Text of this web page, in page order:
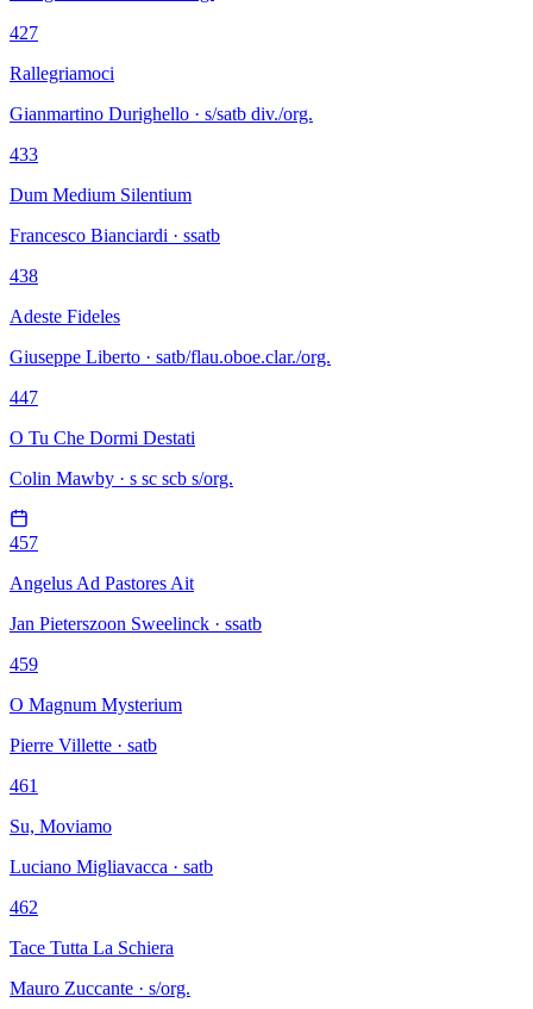
427
Rallegriamoci
Gianmartino Durighello · s/satb div./org.
433
Dum Medium Silentium
Francesco Bianciardi · ssatb
438
Adeste Fideles
Giuseppe Liberto · satb/flau.oboe.clar./org.
447
O Tu Che Dormi Destati
Colin Mawby · s sc scb s/org.
457
Angelus Ad Pastores Ait
Jan Pieterszoon Sweelinck · ssatb
459
O Magnum Mysterium
Pierre Villette · satb
461
Su, Moviamo
Luciano Migliavacca · satb
462
Tace Tutta La Schiera
Mauro Zuccante · s/org.